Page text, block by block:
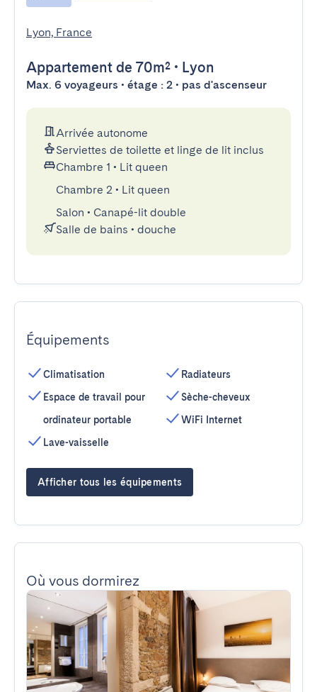
Lyon, France
Appartement de 70m² • Lyon
Max. 6 voyageurs • étage : 2 • pas d'ascenseur
Arrivée autonome
Serviettes de toilette et linge de lit inclus
Chambre 1 • Lit queen
Chambre 2 • Lit queen
Salon • Canapé-lit double
Salle de bains • douche
Équipements
Climatisation
Espace de travail pour
ordinateur portable
Lave-vaisselle
Radiateurs
Sèche-cheveux
WiFi Internet
Afficher tous les équipements
Où vous dormirez